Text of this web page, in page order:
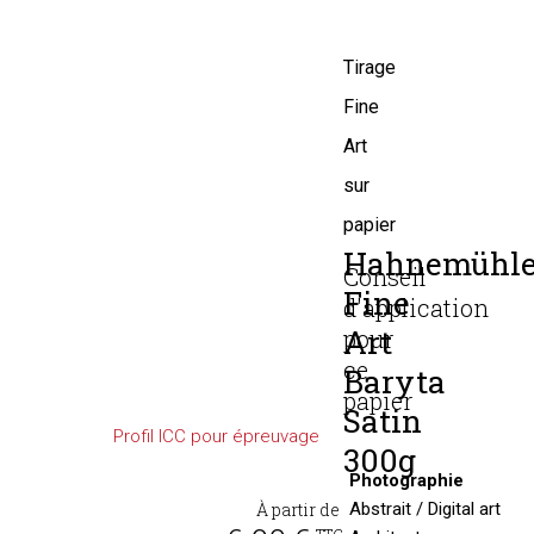
Tirage
Fine
Art
sur
papier
Fine
Art
Baryta
Satin
300g
À partir de
Conseil
d'application
pour
ce
papier
Profil ICC pour épreuvage
Photographie
Abstrait / Digital art